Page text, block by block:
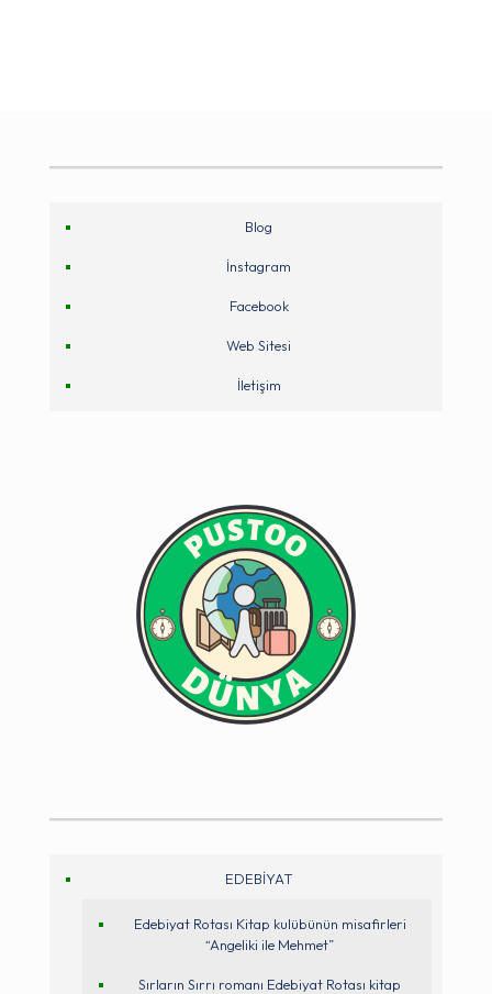
Blog
İnstagram
Facebook
Web Sitesi
İletişim
EDEBİYAT
Edebiyat Rotası Kitap kulübünün misafirleri
“Angeliki ile Mehmet”
Sırların Sırrı romanı Edebiyat Rotası kitap